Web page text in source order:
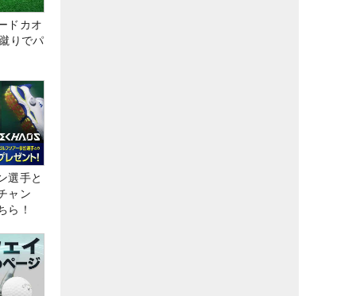
ドカオ
りでパ
選手と
ャン
ら！